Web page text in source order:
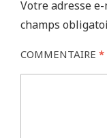
Votre adresse
champs
COMMENTAIRE *